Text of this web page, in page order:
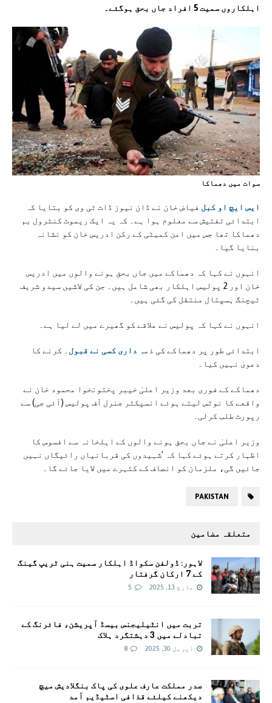
اہلکاروں سمیت 5 افراد جاں بحق ہوگئے۔
سوات ميں دھماکا
ایس ایچ او کبل فیاض خان نے ڈان نیوز ڈاٹ ٹی وی کو بتایا کہ
ابتدائی تفتیش سے معلوم ہوا ہے۔ کہ یہ ایک ریموٹ کنٹرول بم
دھماکا تھا جس میں امن کمیٹی کے رکن ادریس خان کو نشانہ
بنایا گیا۔
انہوں نے کہا کہ دھماکے میں جاں بحق ہونے والوں میں ادریس
خان اور 2 پولیس اہلکار بھی شامل ہیں۔ جن کی لاشیں سیدو شریف
ٹیچنگ ہسپتال منتقل کی گئی ہیں۔
انہوں نے کہا کہ پولیس نے علاقے کو گھیرے میں لے لیا ہے۔
ابتدائی طور پر دھماکے کی ذمہ داری کسی نے قبول ۔ کرنے کا
دعویٰ نہیں کیا۔
دھماکے کے فوری بعد وزیر اعلیٰ خیبر پختونخوا محمود خان نے
واقعے کا نوٹس لیتے ہوئے انسپکٹر جنرل آف پولیس (آئی جی) سے
رپورٹ طلب کرلی۔
وزیر اعلیٰ نے جاں بحق ہونے والوں کے اہلخانہ سے افسوس کا
اظہار کرتے ہوئے کہا کہ ’شہیدوں کی قربانیاں رائیگاں نہیں
جائیں گی، ملزمان کو انصاف کے کٹہرے میں لایا جائے گا۔
PAKISTAN
متعلقہ مضامین
لاہور: ڈولفن سکواڈ اہلکار سمیت ہنی ٹریپ گینگ
کے 7 ارکان گرفتار
مارچ 13, 2025 5
تربت میں انٹیلیجنس بیسڈ آپریشن، فائرنگ کے
تبادلے میں 3 دہشتگرد ہلاک
اپریل 30, 2025 8
صدر مملکت عارف علوی کی پاک بنگلادیش میچ
دیکھنے کیلئے قذافی اسٹیڈیم آمد